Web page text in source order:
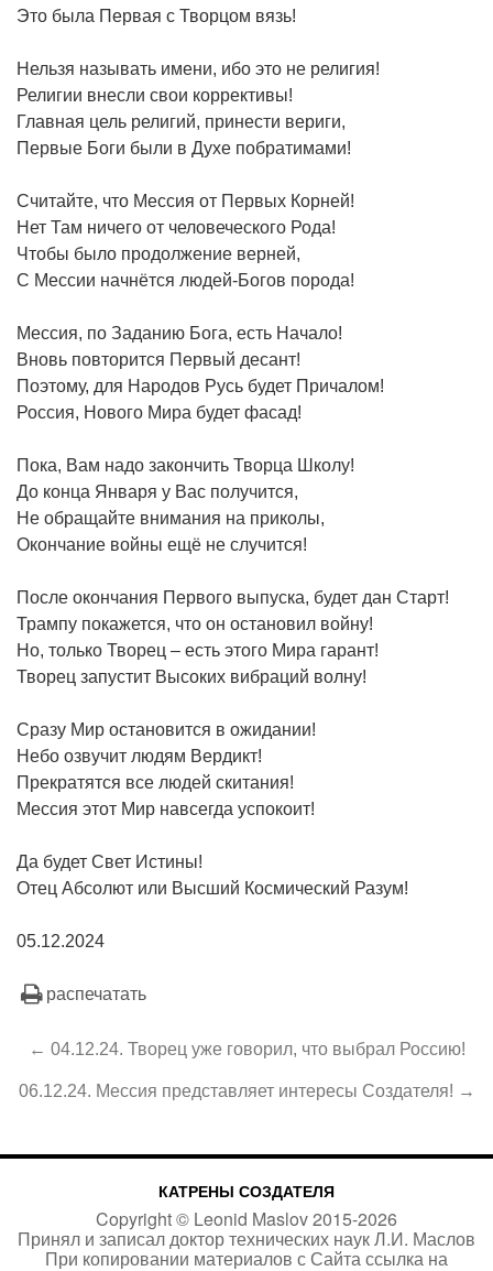
Это была Первая с Творцом вязь!
Нельзя называть имени, ибо это не религия!
Религии внесли свои коррективы!
Главная цель религий, принести вериги,
Первые Боги были в Духе побратимами!
Считайте, что Мессия от Первых Корней!
Нет Там ничего от человеческого Рода!
Чтобы было продолжение верней,
С Мессии начнётся людей-Богов порода!
Мессия, по Заданию Бога, есть Начало!
Вновь повторится Первый десант!
Поэтому, для Народов Русь будет Причалом!
Россия, Нового Мира будет фасад!
Пока, Вам надо закончить Творца Школу!
До конца Января у Вас получится,
Не обращайте внимания на приколы,
Окончание войны ещё не случится!
После окончания Первого выпуска, будет дан Старт!
Трампу покажется, что он остановил войну!
Но, только Творец – есть этого Мира гарант!
Творец запустит Высоких вибраций волну!
Сразу Мир остановится в ожидании!
Небо озвучит людям Вердикт!
Прекратятся все людей скитания!
Мессия этот Мир навсегда успокоит!
Да будет Свет Истины!
Отец Абсолют или Высший Космический Разум!
05.12.2024
распечатать
← 04.12.24. Творец уже говорил, что выбрал Россию!
06.12.24. Мессия представляет интересы Создателя! →
КАТРЕНЫ СОЗДАТЕЛЯ
Copyright © Leonid Maslov2015-2026
Принял и записал доктор технических наук Л.И. Маслов
При копировании материалов с Сайтассылка на